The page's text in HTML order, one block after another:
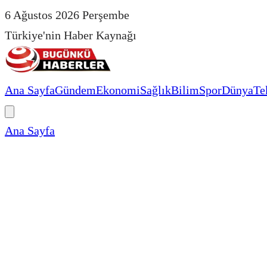
6 Ağustos 2026 Perşembe
Türkiye'nin Haber Kaynağı
Ana SayfaGündemEkonomiSağlıkBilimSporDünya
Ana Sayfa